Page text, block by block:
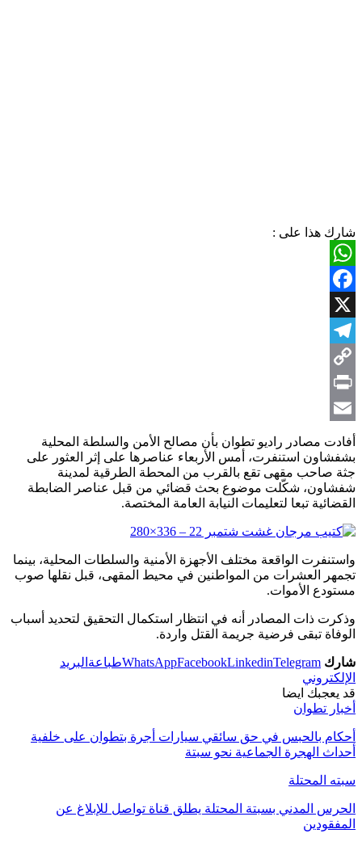
شارك هذا على :
WhatsApp
Facebook
X
Telegram
Copy
Link
Print
Email
أفادت مصادر راديو تطوان بأن مصالح الأمن والسلطة المحلية
بشفشاون استنفرت، أمس الأربعاء عناصرها على إثر العثور على
جثة صاحب مقهى تقع بالقرب من المحطة الطرقية لمدينة
شفشاون، شكّلت موضوع بحث قضائي من قبل عناصر الضابطة
القضائية تبعا لتعليمات النيابة العامة المختصة.
واستنفرت الواقعة مختلف الأجهزة الأمنية والسلطات المحلية، بينما
تجمهر العشرات من المواطنين في محيط المقهى، قبل نقلها صوب
مستودع الأموات.
وذكرت ذات المصادر أنه في انتظار استكمال التحقيق لتحديد أسباب
الوفاة تبقى فرضية جريمة القتل واردة.
شارك WhatsAppFacebookLinkedinTelegram طباعة البريد
الإلكتروني
قد يعجبك ايضا
أخبار تطوان
أحكام بالحبس في حق سائقي سيارات أجرة بتطوان على خلفية
أحداث الهجرة الجماعية نحو سبتة
سبته المحتلة
الحرس المدني بسبتة المحتلة يطلق قناة تواصل للإبلاغ عن
المفقودين